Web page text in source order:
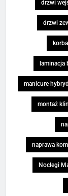
drzwi
drzwi
laminacja
manicure
montaż
naprawa
Noclegi